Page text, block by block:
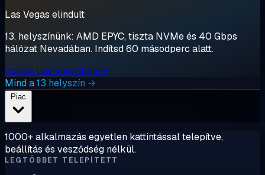
Las Vegas elindult
13. helyszínünk: AMD EPYC, tiszta NVMe és 40 Gbps
hálózat Nevadában. Indítsd 60 másodperc alatt.
Indítás Las Vegasban →
Mind a 13 helyszín →
1000+ alkalmazás egyetlen kattintással telepítve,
beállítás és vesződség nélkül.
LEGTÖBBET TELEPÍTETT